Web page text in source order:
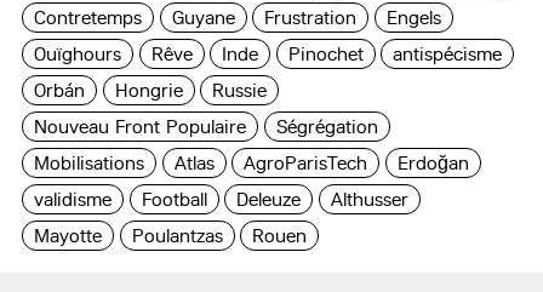
Contretemps
Guyane Frustration
Engels
Ouïghours
Rêve Inde Pinochet
antispécisme
Orbán
Hongrie
Russie
Nouveau Front Populaire
Ségrégation
Mobilisations
Atlas AgroParisTech
Erdoğan
validisme
Football Deleuze
Althusser
Mayotte
Poulantzas Rouen